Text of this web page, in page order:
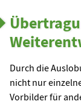
Durch die
nicht nur
Vorbilder für